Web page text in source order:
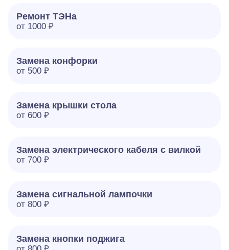
Ремонт ТЭНа
от 1000 ₽
Замена конфорки
от 500 ₽
Замена крышки стола
от 600 ₽
Замена электрического кабеля с вилкой
от 700 ₽
Замена сигнальной лампочки
от 800 ₽
Замена кнопки поджига